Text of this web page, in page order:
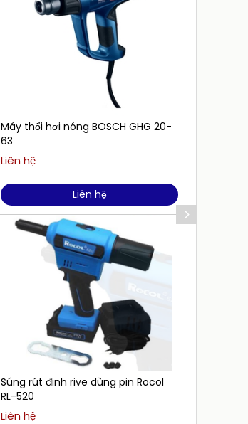
Máy thổi hơi nóng BOSCH GHG 20-
63
Liên hệ
Liên hệ
Súng rút đinh rive dùng pin Rocol
RL-520
Liên hệ